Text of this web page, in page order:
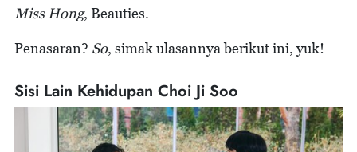
Miss Hong, Beauties.
Penasaran? So, simak ulasannya berikut ini, yuk!
Sisi Lain Kehidupan Choi Ji Soo